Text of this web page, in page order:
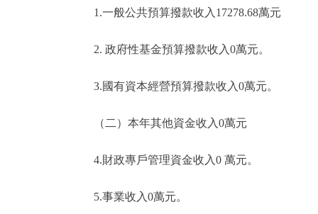
1.一般公共預算撥款收入17278.68萬元
2. 政府性基金預算撥款收入0萬元。
3.國有資本經營預算撥款收入0萬元。
（二）本年其他資金收入0萬元
4.財政專戶管理資金收入0 萬元。
5.事業收入0萬元。